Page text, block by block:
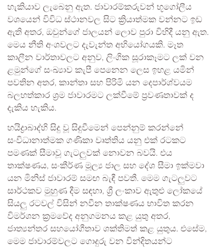
හැකියාව ලැබෙනු ඇත. ජාවාරම්කරුවන් භූගෝලීය
වශයෙන් විවිධ ස්ථානවල සිට ක්‍රියාත්මක වන්නට ඉඩ
ඇති අතර, ඔවුන්ගේ ජාලයන් ලොව පුරා විහිදී යනු ඇත.
මෙය නීති අංශවලට දැවැන්ත අභියෝගයකි. මෑත
කාලීන වාර්තාවලට අනුව, ලිංගික සූරාකෑමට ලක් වන
ළමුන්ගේ සංඛ්‍යාව කැපී පෙනෙන ලෙස ඉහළ යමින්
පවතින අතර, කාන්තා සහ පිරිමි යන දෙපාර්ශ්වයම
බලහත්කාර ශ්‍රම ජාවාරමට ලක්වීමේ ප්‍රවණතාවක් ද
දැකිය හැකිය.
හයිද්‍රාබාද්හි සිදු වූ සිදුවීමෙන් පෙන්නුම් කරන්නේ
සංවිධානාත්මක ගණිකා වෘත්තිය යනු එක් රටකට
පමණක් සීමාවූ ගැටලුවක් නොවන බවයි. එය
තාක්ෂණය, සංකීර්ණ මූල්‍ය ජාල සහ දේශ සීමා ඉක්මවා
යන මිනිස් ජාවාරම් සමඟ බැඳී පවතී. මෙම ගැටලුවට
සාර්ථකව මුහුණ දීම සඳහා, ශ්‍රී ලංකාව ඇතුළු ලෝකයේ
සියලු රටවල් විසින් නවීන තාක්ෂණය භාවිත කරන
විමර්ශන ක්‍රමවේද අනුගමනය කළ යුතු අතර,
ජාත්‍යන්තර සහයෝගීතාව ශක්තිමත් කළ යුතුය. එසේම,
මෙම ජාවාරම්වලට ගොදුරු වන වින්දිතයන්ට